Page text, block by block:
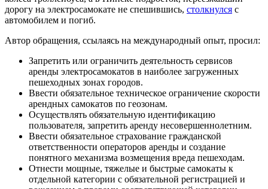
дорогу на электросамокате не спешившись, столкнулся с
автомобилем и погиб.
Автор обращения, ссылаясь на международный опыт, просил:
Запретить или ограничить деятельность сервисов
аренды электросамокатов в наиболее загруженных
пешеходных зонах городов.
Ввести обязательное техническое ограничение скорости
арендных самокатов по геозонам.
Осуществлять обязательную идентификацию
пользователя, запретить аренду несовершеннолетним.
Ввести обязательное страхование гражданской
ответственности операторов аренды и создание
понятного механизма возмещения вреда пешеходам.
Отнести мощные, тяжелые и быстрые самокаты к
отдельной категории с обязательной регистрацией и